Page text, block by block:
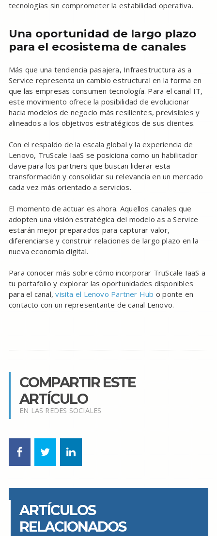
tecnologías sin comprometer la estabilidad operativa.
Una oportunidad de largo plazo
para el ecosistema de canales
Más que una tendencia pasajera, Infraestructura as a
Service representa un cambio estructural en la forma en
que las empresas consumen tecnología. Para el canal IT,
este movimiento ofrece la posibilidad de evolucionar
hacia modelos de negocio más resilientes, previsibles y
alineados a los objetivos estratégicos de sus clientes.
Con el respaldo de la escala global y la experiencia de
Lenovo, TruScale IaaS se posiciona como un habilitador
clave para los partners que buscan liderar esta
transformación y consolidar su relevancia en un mercado
cada vez más orientado a servicios.
El momento de actuar es ahora. Aquellos canales que
adopten una visión estratégica del modelo as a Service
estarán mejor preparados para capturar valor,
diferenciarse y construir relaciones de largo plazo en la
nueva economía digital.
Para conocer más sobre cómo incorporar TruScale IaaS a
tu portafolio y explorar las oportunidades disponibles
para el canal,visita el Lenovo Partner Hub o ponte en
contacto con un representante de canal Lenovo.
COMPARTIR ESTE
ARTÍCULO
EN LAS REDES SOCIALES
ARTÍCULOS
RELACIONADOS